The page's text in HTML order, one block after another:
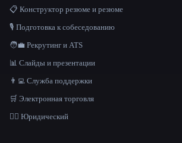
📋 Конструктор резюме и резюме
🎙️ Подготовка к собеседованию
🧑‍💼 Рекрутинг и ATS
📊 Слайды и презентации
👨‍💻 Служба поддержки
🛒 Электронная торговля
👩‍⚖️ Юридический